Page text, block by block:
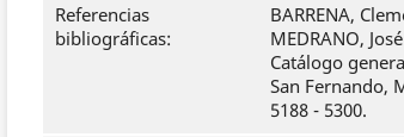
Referencias
bibliográficas:
BARRENA,
MEDRANO,
Catálogo
San Fernando,
5188 - 5300.